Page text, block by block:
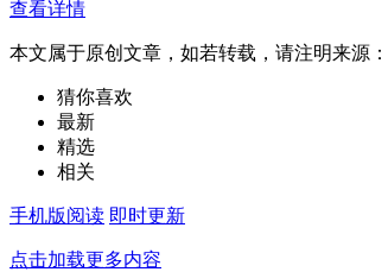
查看详情
本文属于原创文章，如若转载，请注明来源：
猜你喜欢
最新
精选
相关
手机版阅读 即时更新
点击加载更多内容